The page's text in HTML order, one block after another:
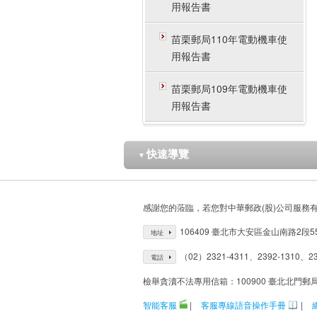
用報告書
苗栗郵局110年電動機車使
用報告書
苗栗郵局109年電動機車使
用報告書
▼ 快速導覽
感謝您的蒞臨，若您對中華郵政(股)公司服務
地址 106409 臺北市大安區金山南路2段
電話 （02）2321-4311、2392-1310、
檢舉貪瀆不法專用信箱：100900 臺北北門郵
智能客服
| 客服專線語音操作手冊 |